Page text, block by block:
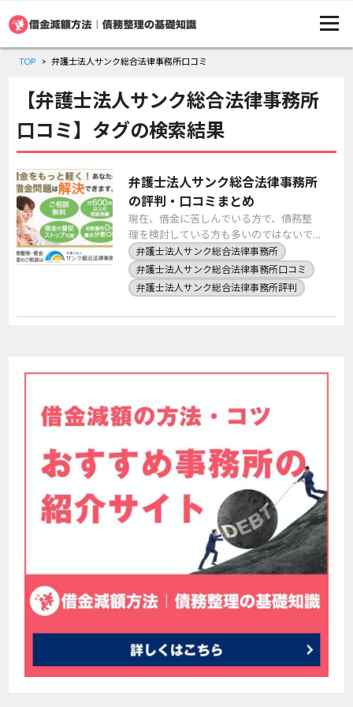
TOP 弁護士法人サンク総合法律事務所口コミ
【弁護士法人サンク総合法律事務所
口コミ】タグの検索結果
弁護士法人サンク総合法律事務所
の評判・口コミまとめ
現在、借金に苦しんでいる方で、債務整
理を検討している方も多いのではないで
しょうか。 債務整理とは、借金の減額や
免除を通して、生活を立て直す手助けを
行うものです。 […]
弁護士法人サンク総合法律事務所
弁護士法人サンク総合法律事務所口コミ
弁護士法人サンク総合法律事務所評判